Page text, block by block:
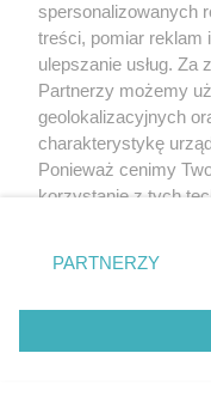
spersonalizowanych
treści, pomiar reklam
ulepszanie usług. Za
Partnerzy możemy
geolokalizacyjnych
charakterystykę
Ponieważ cenimy
korzystanie z tych
zmienić/wycofać
znajdujący się w
rodzaje
użytkownika, ale
przetwarzaniu.
PARTNERZY